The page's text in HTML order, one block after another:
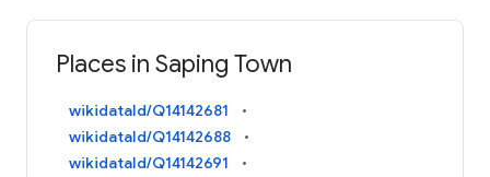
Places in Saping Town
wikidataId/Q14142681
wikidataId/Q14142688
wikidataId/Q14142691